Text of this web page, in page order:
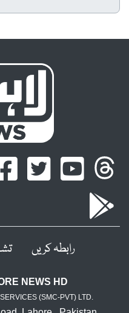
رابطہ کریں
NEWS HD
(SMC-PVT) LTD.